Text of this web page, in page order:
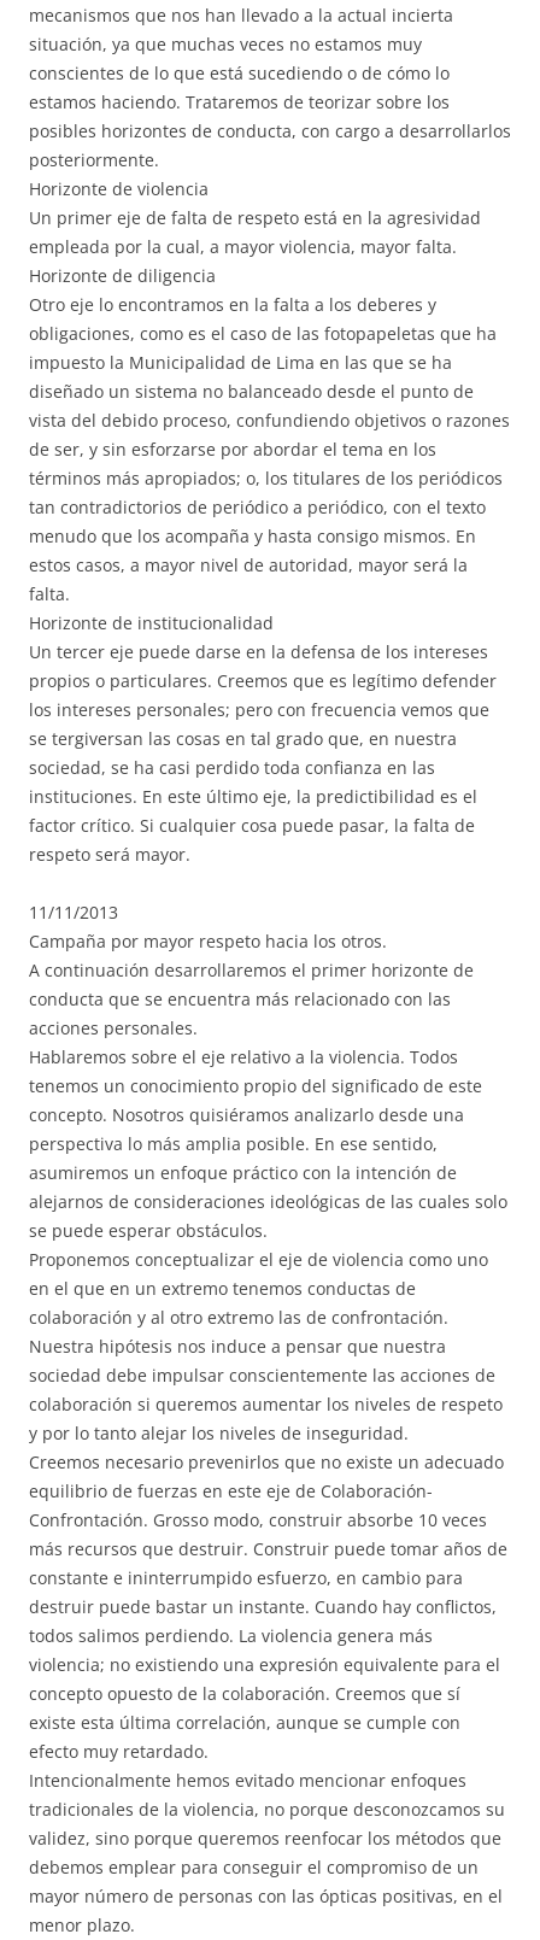
mecanismos que nos han llevado a la actual incierta
situación, ya que muchas veces no estamos muy
conscientes de lo que está sucediendo o de cómo lo
estamos haciendo. Trataremos de teorizar sobre los
posibles horizontes de conducta, con cargo a desarrollarlos
posteriormente.
Horizonte de violencia
Un primer eje de falta de respeto está en la agresividad
empleada por la cual, a mayor violencia, mayor falta.
Horizonte de diligencia
Otro eje lo encontramos en la falta a los deberes y
obligaciones, como es el caso de las fotopapeletas que ha
impuesto la Municipalidad de Lima en las que se ha
diseñado un sistema no balanceado desde el punto de
vista del debido proceso, confundiendo objetivos o razones
de ser, y sin esforzarse por abordar el tema en los
términos más apropiados; o, los titulares de los periódicos
tan contradictorios de periódico a periódico, con el texto
menudo que los acompaña y hasta consigo mismos. En
estos casos, a mayor nivel de autoridad, mayor será la
falta.
Horizonte de institucionalidad
Un tercer eje puede darse en la defensa de los intereses
propios o particulares. Creemos que es legítimo defender
los intereses personales; pero con frecuencia vemos que
se tergiversan las cosas en tal grado que, en nuestra
sociedad, se ha casi perdido toda confianza en las
instituciones. En este último eje, la predictibilidad es el
factor crítico. Si cualquier cosa puede pasar, la falta de
respeto será mayor.
11/11/2013
Campaña por mayor respeto hacia los otros.
A continuación desarrollaremos el primer horizonte de
conducta que se encuentra más relacionado con las
acciones personales.
Hablaremos sobre el eje relativo a la violencia. Todos
tenemos un conocimiento propio del significado de este
concepto. Nosotros quisiéramos analizarlo desde una
perspectiva lo más amplia posible. En ese sentido,
asumiremos un enfoque práctico con la intención de
alejarnos de consideraciones ideológicas de las cuales solo
se puede esperar obstáculos.
Proponemos conceptualizar el eje de violencia como uno
en el que en un extremo tenemos conductas de
colaboración y al otro extremo las de confrontación.
Nuestra hipótesis nos induce a pensar que nuestra
sociedad debe impulsar conscientemente las acciones de
colaboración si queremos aumentar los niveles de respeto
y por lo tanto alejar los niveles de inseguridad.
Creemos necesario prevenirlos que no existe un adecuado
equilibrio de fuerzas en este eje de Colaboración-
Confrontación. Grosso modo, construir absorbe 10 veces
más recursos que destruir. Construir puede tomar años de
constante e ininterrumpido esfuerzo, en cambio para
destruir puede bastar un instante. Cuando hay conflictos,
todos salimos perdiendo. La violencia genera más
violencia; no existiendo una expresión equivalente para el
concepto opuesto de la colaboración. Creemos que sí
existe esta última correlación, aunque se cumple con
efecto muy retardado.
Intencionalmente hemos evitado mencionar enfoques
tradicionales de la violencia, no porque desconozcamos su
validez, sino porque queremos reenfocar los métodos que
debemos emplear para conseguir el compromiso de un
mayor número de personas con las ópticas positivas, en el
menor plazo.